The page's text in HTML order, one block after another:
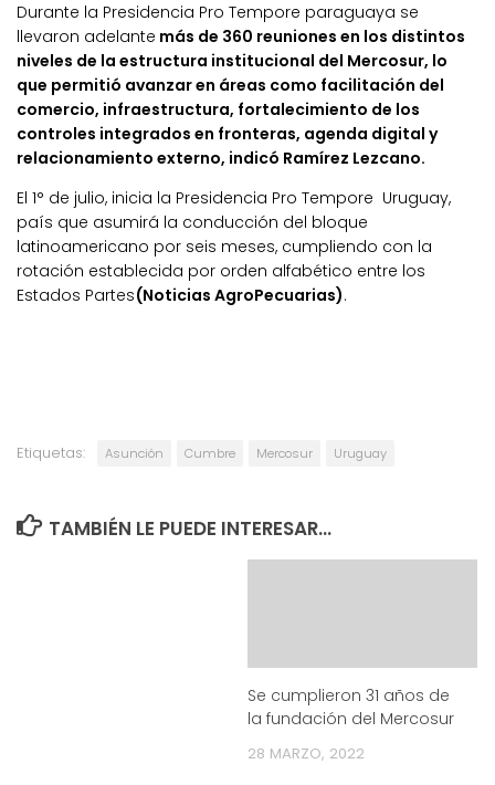
Durante la Presidencia Pro Tempore paraguaya se
llevaron adelante más de 360 reuniones en los distintos
niveles de la estructura institucional del Mercosur, lo
que permitió avanzar en áreas como facilitación del
comercio, infraestructura, fortalecimiento de los
controles integrados en fronteras, agenda digital y
relacionamiento externo, indicó Ramírez Lezcano.
El 1° de julio, inicia la Presidencia Pro Tempore Uruguay,
país que asumirá la conducción del bloque
latinoamericano por seis meses, cumpliendo con la
rotación establecida por orden alfabético entre los
Estados Partes(Noticias AgroPecuarias).
Etiquetas: Asunción Cumbre Mercosur Uruguay
TAMBIÉN LE PUEDE INTERESAR...
Se cumplieron 31 años de
la fundación del Mercosur
28 MARZO, 2022